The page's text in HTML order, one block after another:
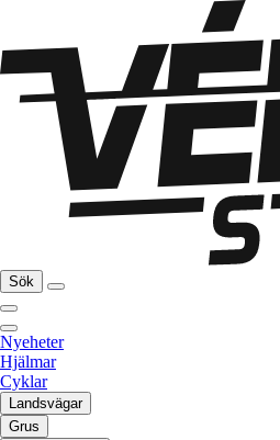
Sök
Nyeheter
Hjälmar
Cyklar
Landsvägar
Grus